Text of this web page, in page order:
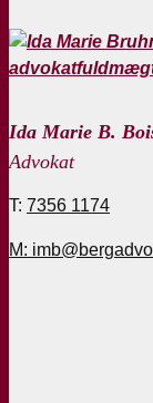
Ida Marie B.
Advokat
T: 7356 1174
M: